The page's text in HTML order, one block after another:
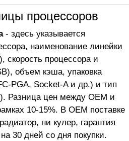
процессоров
- здесь указывается
наименование линейки
скорость процессора и
объем кэша, упаковка
PGA, Socket-A и др.) и тип
Разница цен между OEM и
10-15%. В OEM поставке
ни кулер, гарантия
30 дней со дня покупки.